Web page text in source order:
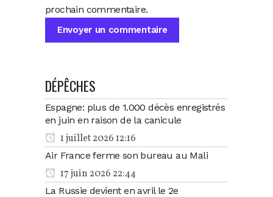
prochain commentaire.
DÉPÊCHES
Espagne: plus de 1.000 décès enregistrés
en juin en raison de la canicule
1 juillet 2026 12:16
Air France ferme son bureau au Mali
17 juin 2026 22:44
La Russie devient en avril le 2e